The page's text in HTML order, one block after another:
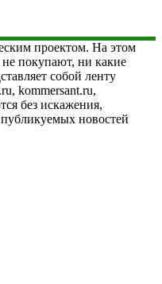
проектом. На этом
покупают, ни какие
собой ленту
kommersant.ru,
без искажения,
публикуемых новостей